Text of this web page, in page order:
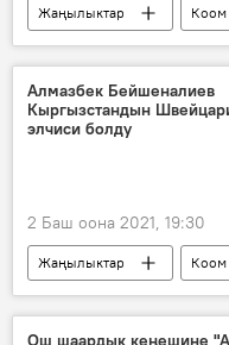
Жаңылыктар Коом
Спорт
Акжол
Олимпиада-2020
Алмазбек Бейшеналиев
Кыргызстандын
элчиси болду
2 Баш оона 2021, 19:30
Жаңылыктар Коом
Саясат
Алмазбек
Ош шаардык кеңешине